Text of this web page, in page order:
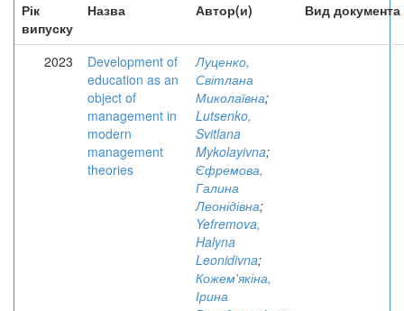
Рік
випуску
Назва Автор(и) Вид документа
2023
Development of
education as an
object of
management in
modern
management
theories
Луценко,
Світлана
Миколаївна;
Lutsenko,
Svitlana
Mykolayivna;
Єфремова,
Галина
Леонідівна;
Yefremova,
Halyna
Leonidivna;
Кожем'якіна,
Ірина